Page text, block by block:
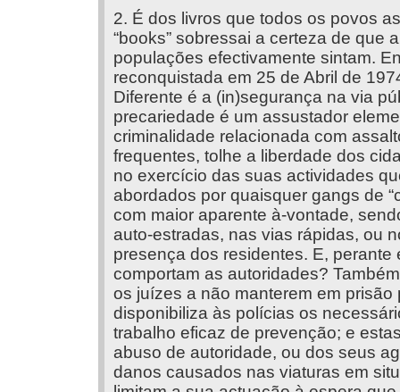
2. É dos livros que todos os povos
“books” sobressai a certeza de que
populações efectivamente sintam.
reconquistada em 25 de Abril de
Diferente é a (in)segurança na via
precariedade é um assustador
criminalidade relacionada com
frequentes, tolhe a liberdade dos
no exercício das suas actividades
abordados por quaisquer gangs de
com maior aparente à-vontade,
auto-estradas, nas vias rápidas, ou
presença dos residentes. E,
comportam as autoridades?
os juízes a não manterem em
disponibiliza às polícias os
trabalho eficaz de prevenção; e
abuso de autoridade, ou dos seus
danos causados nas viaturas em